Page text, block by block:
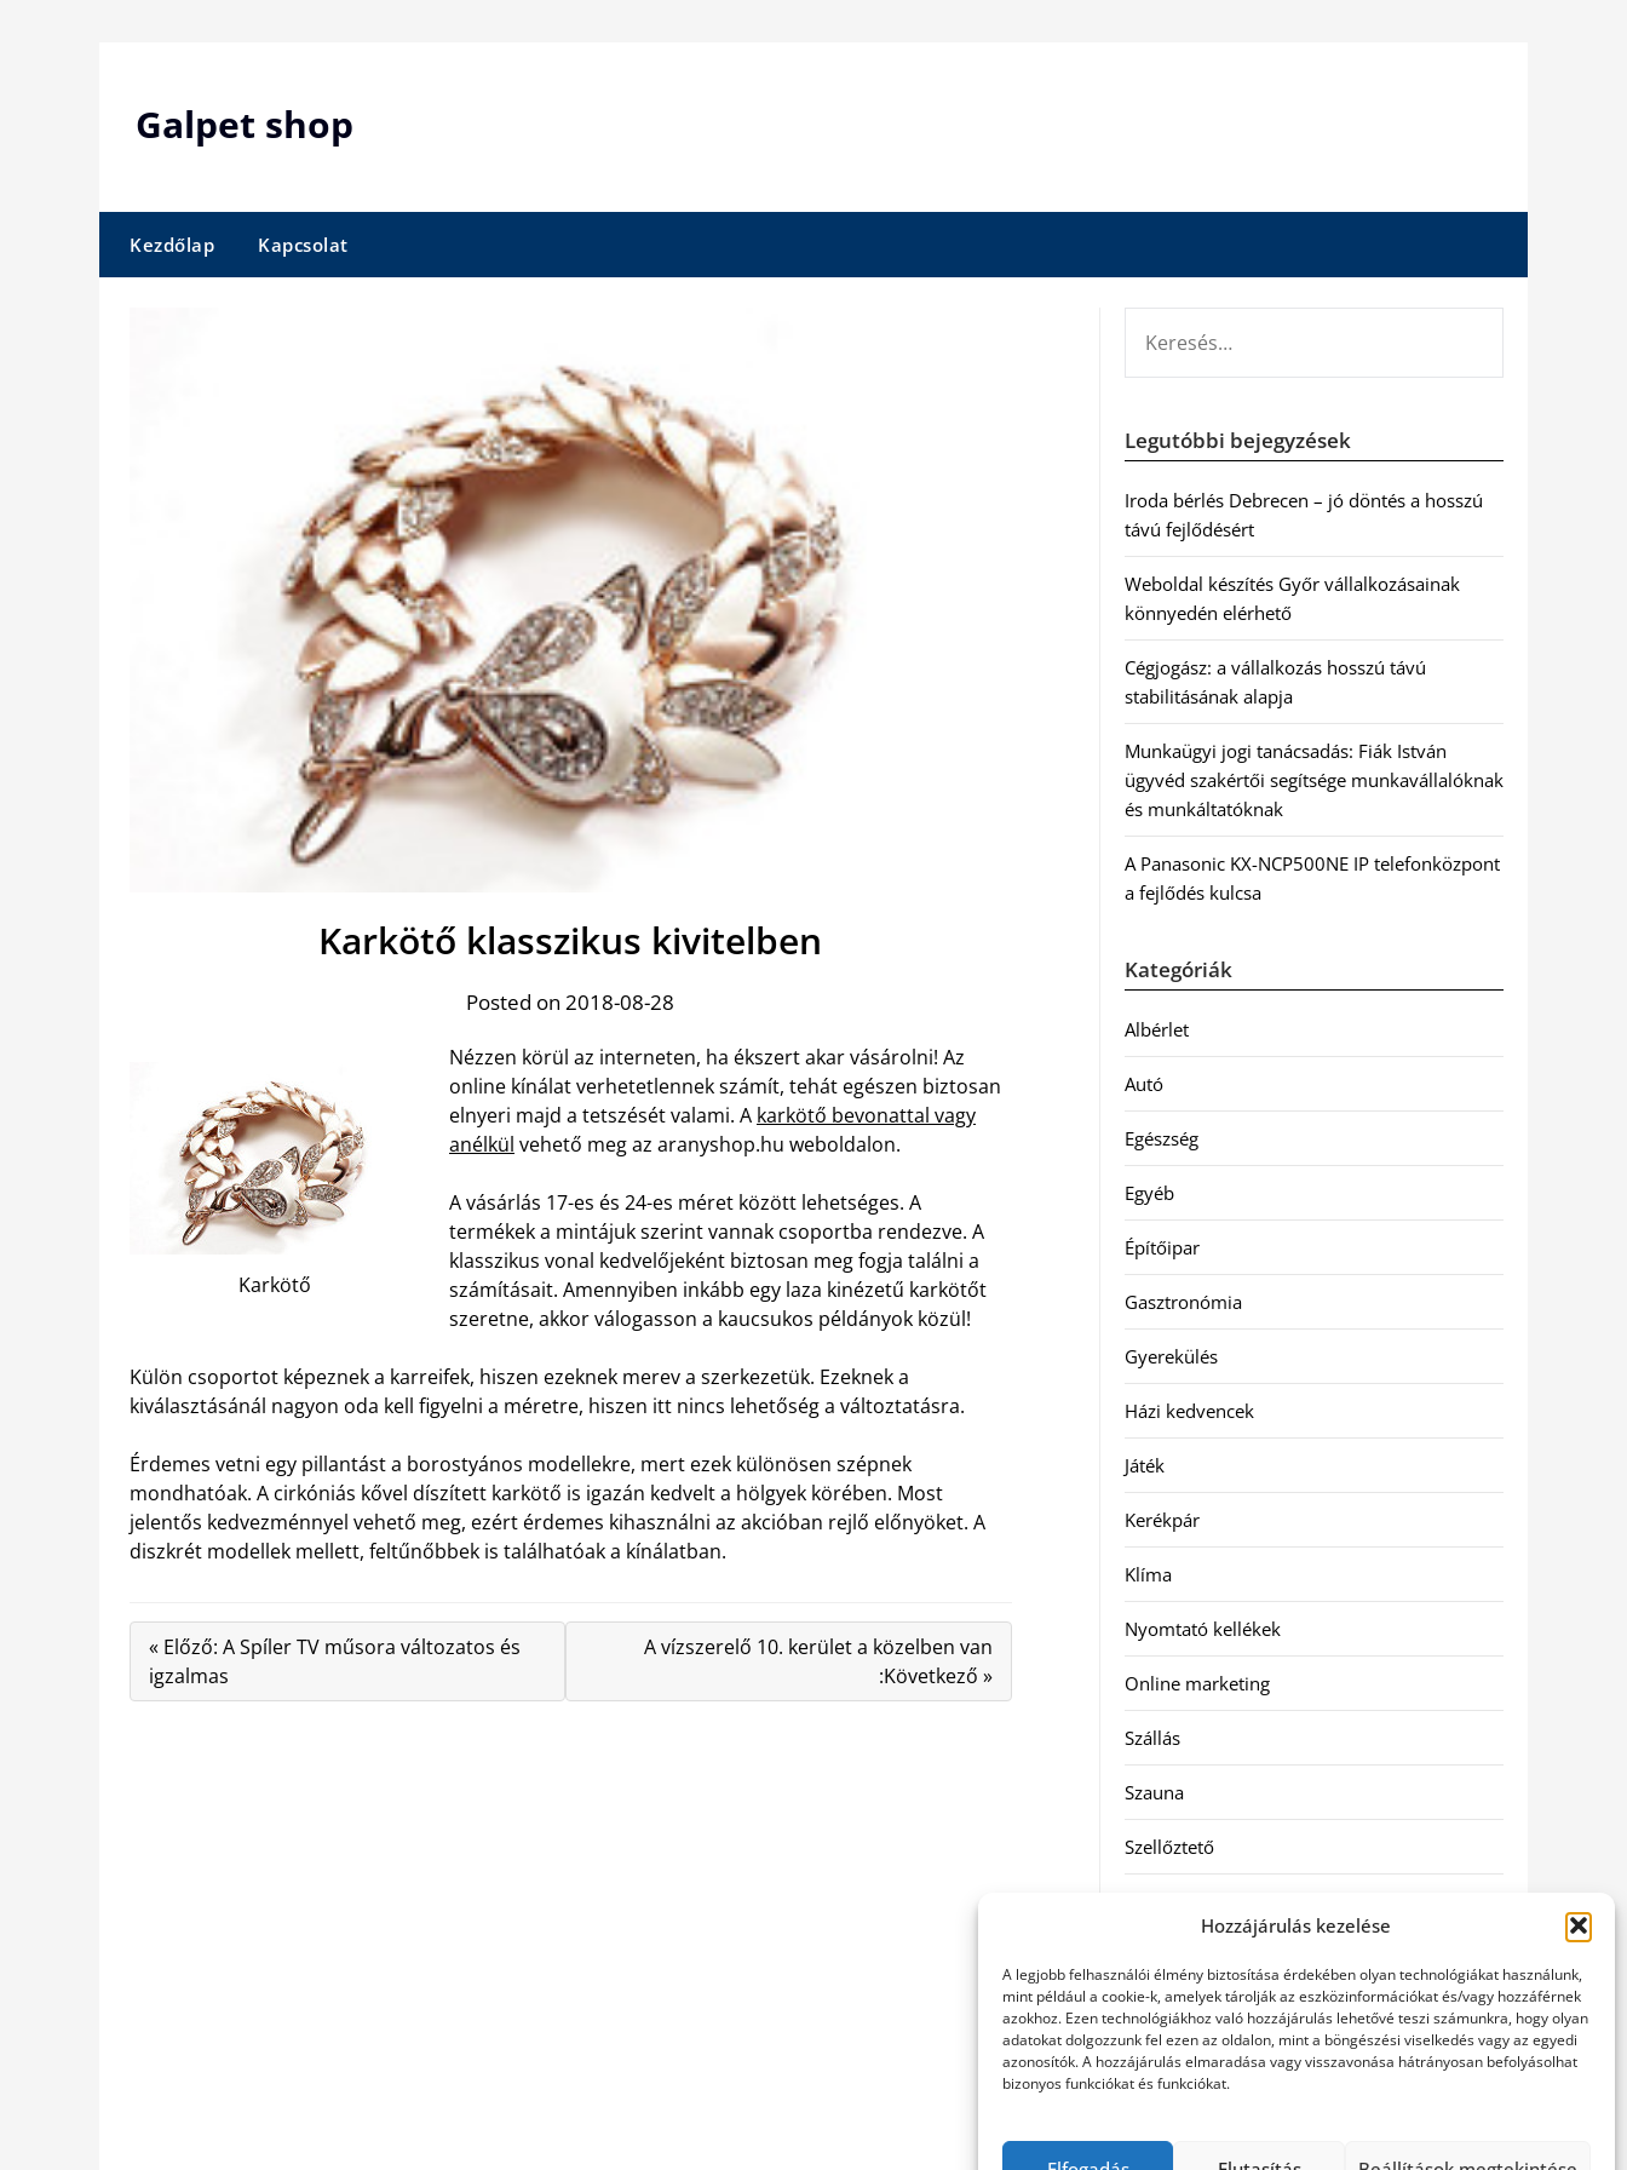
Hozzájárulás kezelése
A legjobb felhasználói élmény biztosítása érdekében olyan technológiákat használunk,
mint például a cookie-k, amelyek tárolják az eszközinformációkat és/vagy hozzáférnek
azokhoz. Ezen technológiákhoz való hozzájárulás lehetővé teszi számunkra, hogy olyan
adatokat dolgozzunk fel ezen az oldalon, mint a böngészési viselkedés vagy az egyedi
azonosítók. A hozzájárulás elmaradása vagy visszavonása hátrányosan befolyásolhat
bizonyos funkciókat és funkciókat.
Galpet shop
Kezdőlap Kapcsolat
Karkötő klasszikus kivitelben
Posted on 2018-08-28
Karkötő
Nézzen körül az interneten, ha ékszert akar vásárolni! Az
online kínálat verhetetlennek számít, tehát egészen biztosan
elnyeri majd a tetszését valami. A karkötő bevonattal vagy
anélkül vehető meg az aranyshop.hu weboldalon.
A vásárlás 17-es és 24-es méret között lehetséges. A
termékek a mintájuk szerint vannak csoportba rendezve. A
klasszikus vonal kedvelőjeként biztosan meg fogja találni a
számításait. Amennyiben inkább egy laza kinézetű karkötőt
szeretne, akkor válogasson a kaucsukos példányok közül!
Külön csoportot képeznek a karreifek, hiszen ezeknek merev a szerkezetük. Ezeknek a
kiválasztásánál nagyon oda kell figyelni a méretre, hiszen itt nincs lehetőség a változtatásra.
Érdemes vetni egy pillantást a borostyános modellekre, mert ezek különösen szépnek
mondhatóak. A cirkóniás kővel díszített karkötő is igazán kedvelt a hölgyek körében. Most
jelentős kedvezménnyel vehető meg, ezért érdemes kihasználni az akcióban rejlő előnyöket. A
diszkrét modellek mellett, feltűnőbbek is találhatóak a kínálatban.
« Előző: A Spíler TV műsora változatos és
igzalmas
A vízszerelő 10. kerület a közelben van
:Következő »
Legutóbbi bejegyzések
Iroda bérlés Debrecen – jó döntés a hosszú
távú fejlődésért
Weboldal készítés Győr vállalkozásainak
könnyedén elérhető
Cégjogász: a vállalkozás hosszú távú
stabilitásának alapja
Munkaügyi jogi tanácsadás: Fiák István
ügyvéd szakértői segítsége munkavállalóknak
és munkáltatóknak
A Panasonic KX-NCP500NE IP telefonközpont
a fejlődés kulcsa
Kategóriák
Albérlet
Autó
Egészség
Egyéb
Építőipar
Gasztronómia
Gyerekülés
Házi kedvencek
Játék
Kerékpár
Klíma
Nyomtató kellékek
Online marketing
Szállás
Szauna
Szellőztető
Utazás
Vásárlás